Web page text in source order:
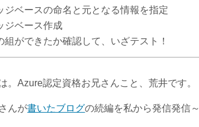
ジベースの命名と元となる情報を指定
ジベース作成
組ができたか確認して、いざテスト！
。Azure認定資格お兄さんこと、荒井です。
んが書いたブログの続編を私から発信発信